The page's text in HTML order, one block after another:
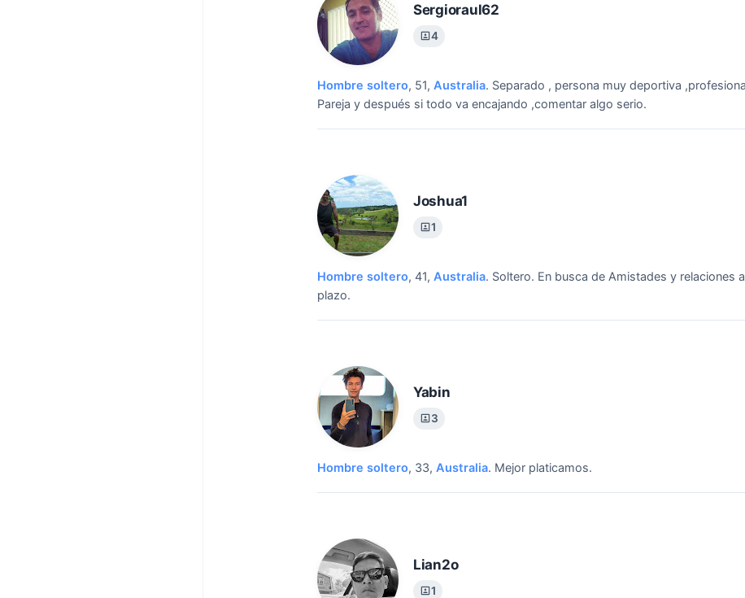
Sergioraul62
4
Hombre soltero, 51, Australia. Separado , persona muy deportiva
Pareja y después si todo va encajando ,comentar algo serio.
Joshua1
1
Hombre soltero, 41, Australia. Soltero. En busca de Amistades y relaciones
plazo.
Yabin
3
Hombre soltero, 33, Australia. Mejor platicamos.
Lian2o
1